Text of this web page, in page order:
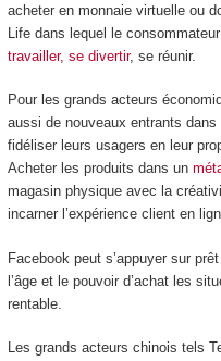
acheter en monnaie virtuelle ou
Life dans lequel le
travailler, se divertir, se réunir.
Pour les grands acteurs
aussi de nouveaux entrants
fidéliser leurs usagers en leur
Acheter les produits dans un
magasin physique avec la
incarner l’expérience client en
Facebook peut s’appuyer sur
l’âge et le pouvoir d’achat les
rentable.
Les grands acteurs chinois tels